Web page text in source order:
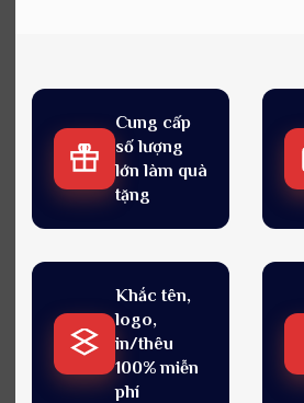
Cung cấp
số lượng
lớn làm quà
tặng
Khắc tên,
logo,
in/thêu
100% miễn
phí